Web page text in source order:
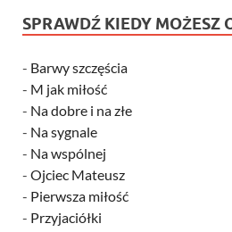
SPRAWDŹ KIEDY MOŻESZ
- Barwy szczęścia
- M jak miłość
- Na dobre i na złe
- Na sygnale
- Na wspólnej
- Ojciec Mateusz
- Pierwsza miłość
- Przyjaciółki